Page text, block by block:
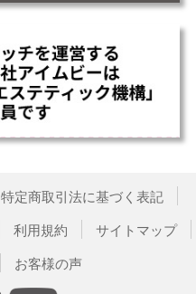
特定商取引法に基づく表記
利用規約
サイトマップ
お客様の声